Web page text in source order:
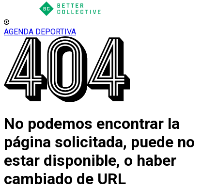
AGENDA DEPORTIVA
No podemos encontrar la
página solicitada, puede no
estar disponible, o haber
cambiado de URL